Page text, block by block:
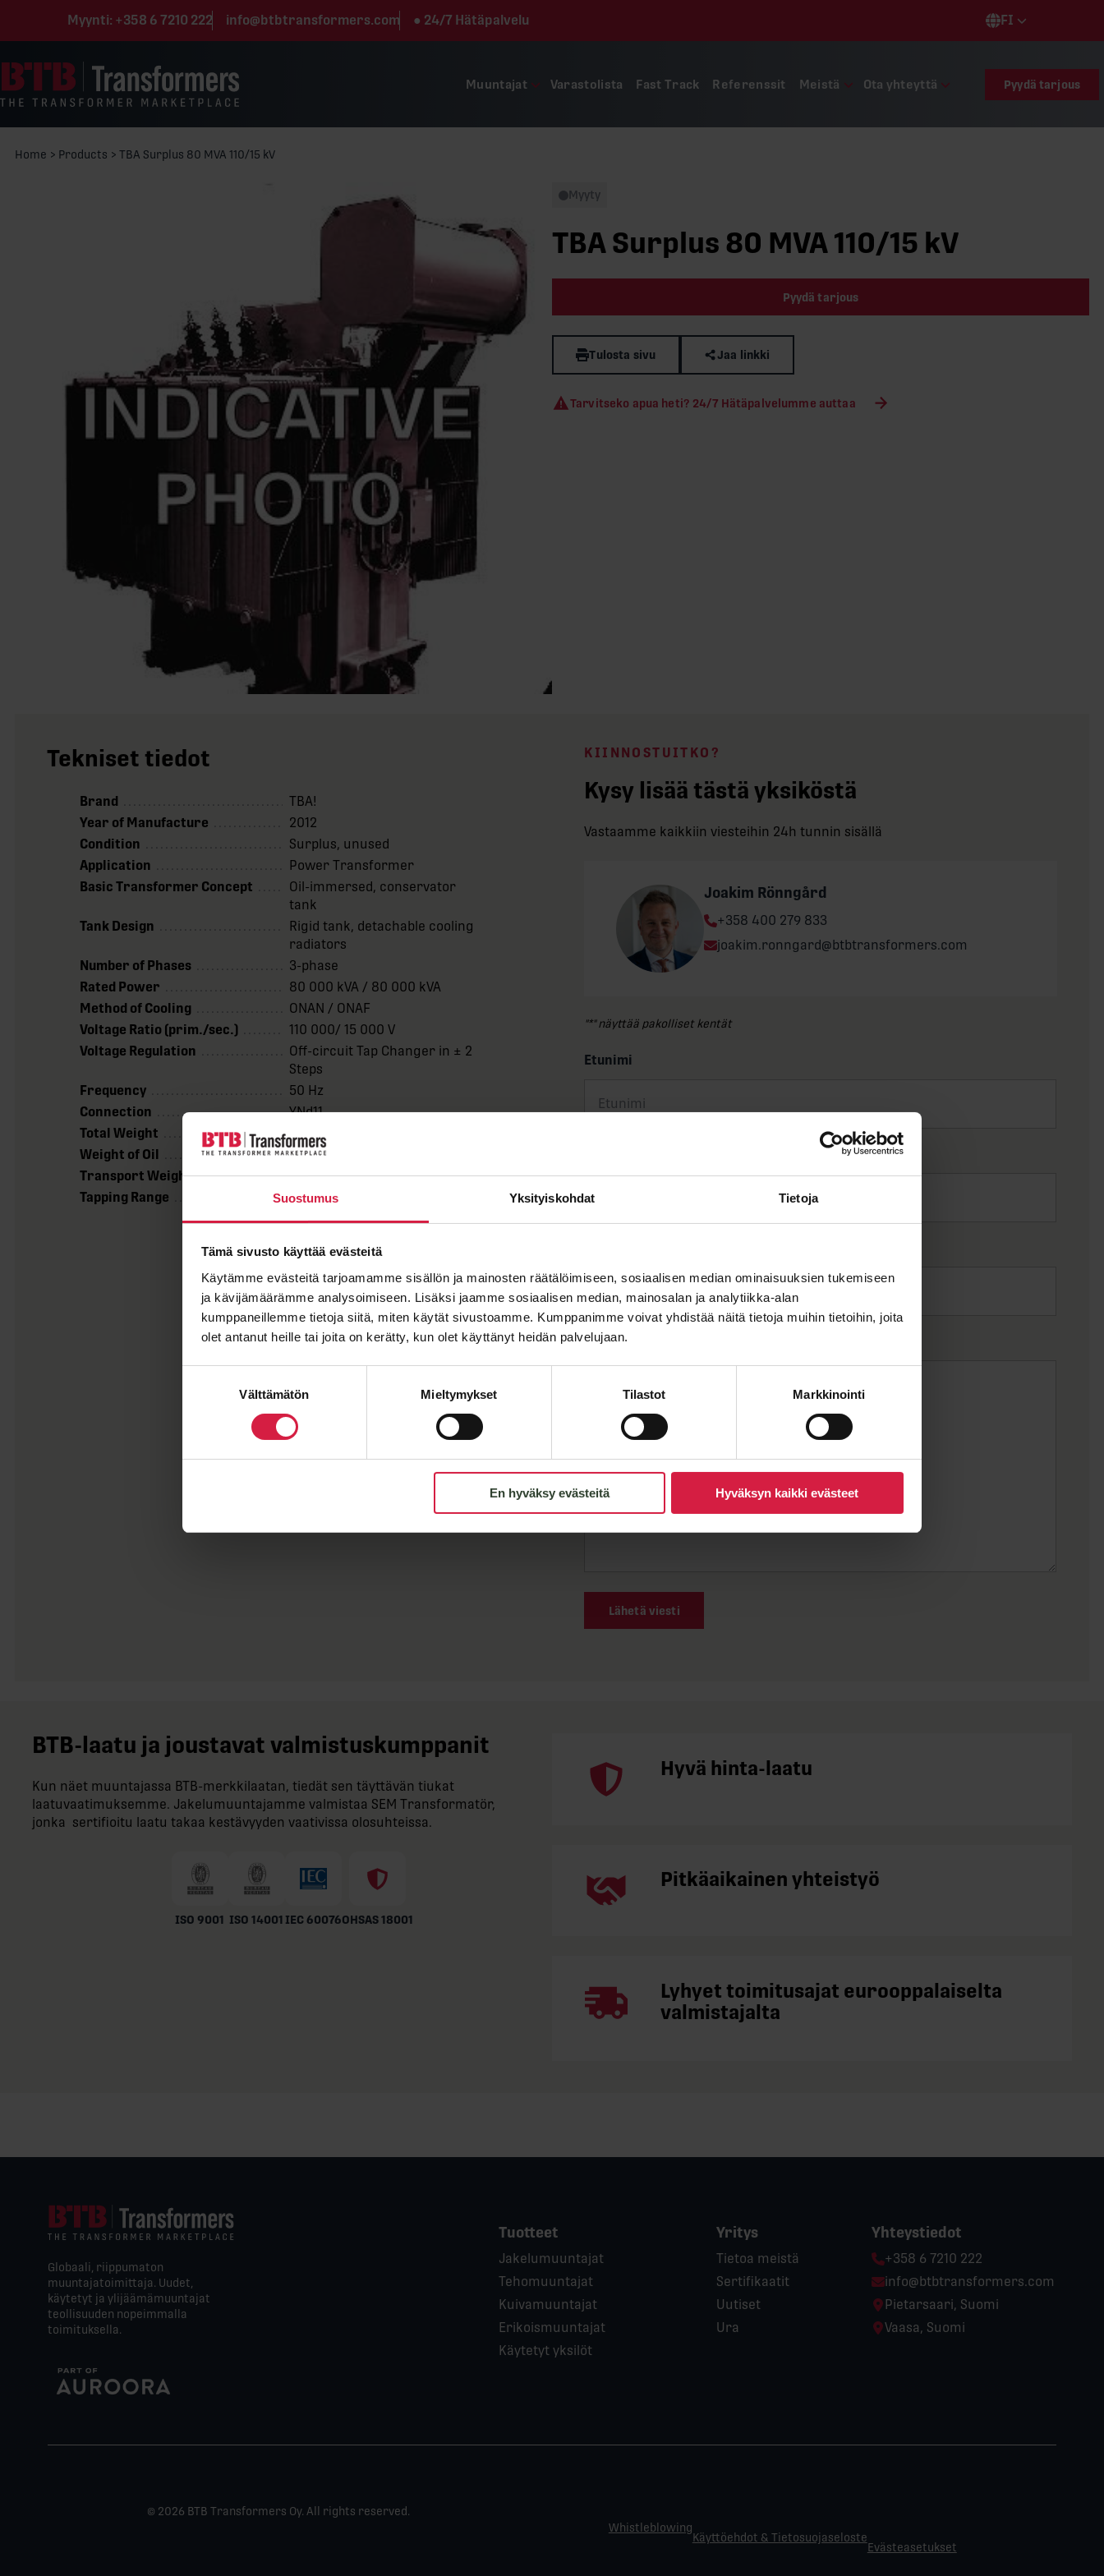
Suostumus Yksityiskohdat Tietoja
Tämä sivusto käyttää evästeitä
Käytämme evästeitä tarjoamamme sisällön ja mainosten räätälöimiseen, sosiaalisen median ominaisuuksien tukemiseen
ja kävijämäärämme analysoimiseen. Lisäksi jaamme sosiaalisen median, mainosalan ja analytiikka-alan
kumppaneillemme tietoja siitä, miten käytät sivustoamme. Kumppanimme voivat yhdistää näitä tietoja muihin tietoihin, joita
olet antanut heille tai joita on kerätty, kun olet käyttänyt heidän palvelujaan.
Välttämätön Mieltymykset Tilastot Markkinointi
En hyväksy evästeitä Hyväksyn kaikki evästeet
Myynti: +358 6 7210 222 info@btbtransformers.com ● 24/7 Hätäpalvelu FI
Languages
Muuntajat Varastolista Fast Track Referenssit Meistä Ota yhteyttä Pyydä tarjous
Home > Products > TBA Surplus 80 MVA 110/15 kV
Myyty
TBA Surplus 80 MVA 110/15 kV
Pyydä tarjous
Tulosta sivu Jaa linkki
Tarvitseko apua heti? 24/7 Hätäpalvelumme auttaa
Tekniset tiedot
Brand
TBA!
Year of Manufacture
2012
Condition
Surplus, unused
Application
Power Transformer
Basic Transformer Concept
Oil-immersed, conservator
tank
Tank Design
Rigid tank, detachable cooling
radiators
Number of Phases
3-phase
Rated Power
80 000 kVA / 80 000 kVA
Method of Cooling
ONAN / ONAF
Voltage Ratio (prim./sec.)
110 000/ 15 000 V
Voltage Regulation
Off-circuit Tap Changer in ± 2
Steps
Frequency
50 Hz
Connection
YNd11
Total Weight
~68 000 kg
Weight of Oil
~14 000 kg
Transport Weight
~39 500 kg
Tapping Range
± 2 x 2,5 %
KIINNOSTUITKO?
Kysy lisää tästä yksiköstä
Vastaamme kaikkiin viesteihin 24h tunnin sisällä
Joakim Rönngård
Phone:
+358 400 279 833
Email:
joakim.ronngard@btbtransformers.com
"*" näyttää pakolliset kentät
Etunimi
Viesti
Lähetä viesti
BTB-​laatu ja joustavat valmistuskumppanit
Kun näet muuntajassa BTB-​merkkilaatan, tiedät sen täyttävän tiukat
laatuvaatimuksemme. Jakelumuuntajamme valmistaa SEM Transformatör,
jonka sertifioitu laatu takaa kestävyyden vaativissa olosuhteissa.
ISO 9001 ISO 14001 IEC 60076OHSAS 18001
Hyvä hinta-laatu
Pitkäaikainen yhteistyö
Lyhyet toimitusajat eurooppalaiselta
valmistajalta
Globaali, riippumaton
muuntajatoimittaja. Uudet,
käytetyt ja ylijäämämuuntajat
teollisuuden nopeimmalla
toimituksella.
Tuotteet
Jakelumuuntajat
Tehomuuntajat
Kuivamuuntajat
Erikoismuuntajat
Käytetyt yksilöt
Yritys
Tietoa meistä
Sertifikaatit
Uutiset
Ura
Yhteystiedot
Phone:
+358 6 7210 222
Email:
info@btbtransformers.com
Location:
Pietarsaari, Suomi
Location:
Vaasa, Suomi
© 2026 BTB Transformers Oy. All rights reserved.
Whistleblowing
Käyttöehdot & Tietosuojaseloste
Evästeasetukset